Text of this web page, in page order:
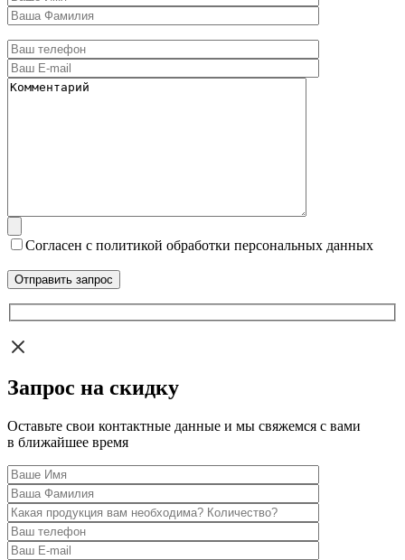
Согласен с политикой обработки персональных данных
Запрос на скидку
Оставьте свои контактные данные и мы свяжемся с вами
в ближайшее время